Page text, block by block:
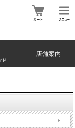
店舗案内